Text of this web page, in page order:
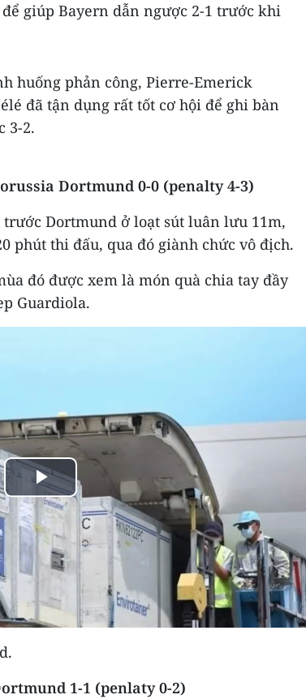
giúp Bayern dẫn ngược 2-1 trước khi
huống phản công, Pierre-Emerick
đã tận dụng rất tốt cơ hội để ghi bàn
3-2.​
Dortmund 0-0 (penalty 4-3)
Dortmund ở loạt sút luân lưu 11m,
phút thi đấu, qua đó giành chức vô địch.​
đó được xem là món quà chia tay đầy
Guardiola.​
Play
Video
1-1 (penlaty 0-2)